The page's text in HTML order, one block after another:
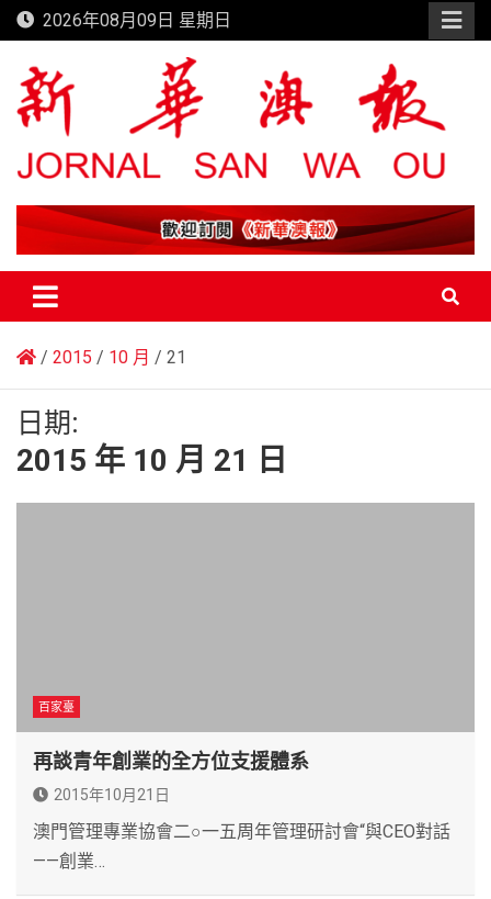
Skip
to
content
2026年08月09日 星期日
新華澳報
2015 10 月 21
日期:
2015 年 10 月 21 日
百家臺
再談青年創業的全方位支援體系
2015年10月21日
澳門管理專業協會二○一五周年管理研討會“與CEO對話
——創業…